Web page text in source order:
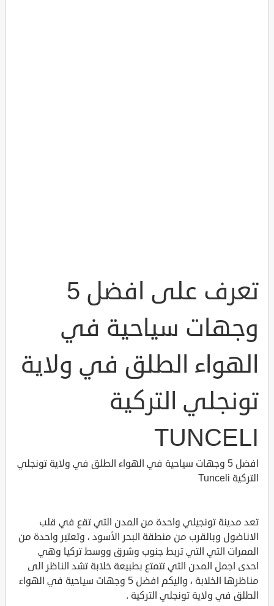
تعرف على افضل 5
وجهات سياحية في
الهواء الطلق في ولاية
تونجلي التركية
TUNCELI
افضل 5 وجهات سياحية في الهواء الطلق في ولاية تونجلي
التركية Tunceli
تعد مدينة تونجيلي واحدة من المدن التي تقع في قلب
الاناضول وبالقرب من منطقة البحر الأسود ، وتعتبر واحدة من
الممرات التي التي تربط جنوب وشرق ووسط تركيا وهي
احدى اجمل المدن التي تتمتع بطبيعة خلابة تشد الناظر الى
مناظرها الخلابة ، واليكم افضل 5 وجهات سياحية في الهواء
الطلق في ولاية تونجلي التركية .